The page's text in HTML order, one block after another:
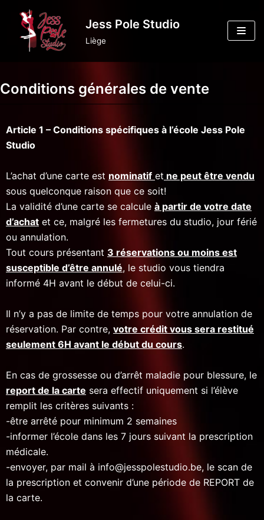
Aller
au
contenu
Jess Pole Studio
Liège
Conditions générales de vente
Article 1 – Conditions spécifiques à l’école Jess Pole
Studio
L’achat d’une carte est nominatif et ne peut être vendu
sous quelconque raison que ce soit!
La validité d’une carte se calcule à partir de votre date
d’achat et ce, malgré les fermetures du studio, jour férié
ou annulation.
Tout cours présentant 3 réservations ou moins est
susceptible d’être annulé, le studio vous tiendra
informé 4H avant le début de celui-ci.
Il n’y a pas de limite de temps pour votre annulation de
réservation. Par contre, votre crédit vous sera restitué
seulement 6H avant le début du cours.
En cas de grossesse ou d’arrêt maladie pour blessure, le
report de la carte sera effectif uniquement si l’élève
remplit les critères suivants :
-être arrêté pour minimum 2 semaines
-informer l’école dans les 7 jours suivant la prescription
médicale.
-envoyer, par mail à info@jesspolestudio.be, le scan de
la prescription et convenir d’une période de REPORT de
la carte.